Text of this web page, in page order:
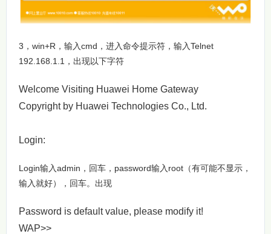
3，win+R，输入cmd，进入命令提示符，输入Telnet
192.168.1.1，出现以下字符
Welcome Visiting Huawei Home Gateway
Copyright by Huawei Technologies Co., Ltd.
Login:
Login输入admin，回车，password输入root（有可能不显示，
输入就好），回车。出现
Password is default value, please modify it!
WAP>>